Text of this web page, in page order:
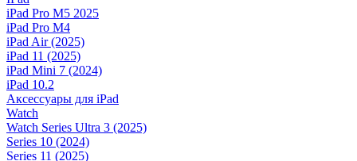
iPad Pro M5 2025
iPad Pro M4
iPad Air (2025)
iPad 11 (2025)
iPad Mini 7 (2024)
iPad 10.2
Аксессуары для iPad
Watch
Watch Series Ultra 3 (2025)
Series 10 (2024)
Series 11 (2025)